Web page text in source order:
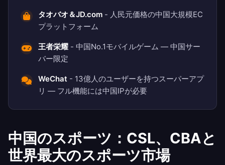
タオバオ＆JD.com - 人民元価格の中国大規模EC
プラットフォーム
王者栄耀 - 中国No.1モバイルゲーム — 中国サー
バー限定
WeChat - 13億人のユーザーを持つスーパーアプ
リ — フル機能には中国IPが必要
中国のスポーツ：CSL、CBAと
世界最大のスポーツ市場